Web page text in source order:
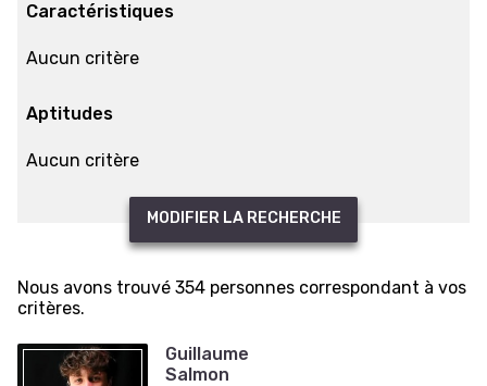
Caractéristiques
Aucun critère
Aptitudes
Aucun critère
MODIFIER LA RECHERCHE
Nous avons trouvé 354 personnes correspondant à vos
critères.
Guillaume
Salmon